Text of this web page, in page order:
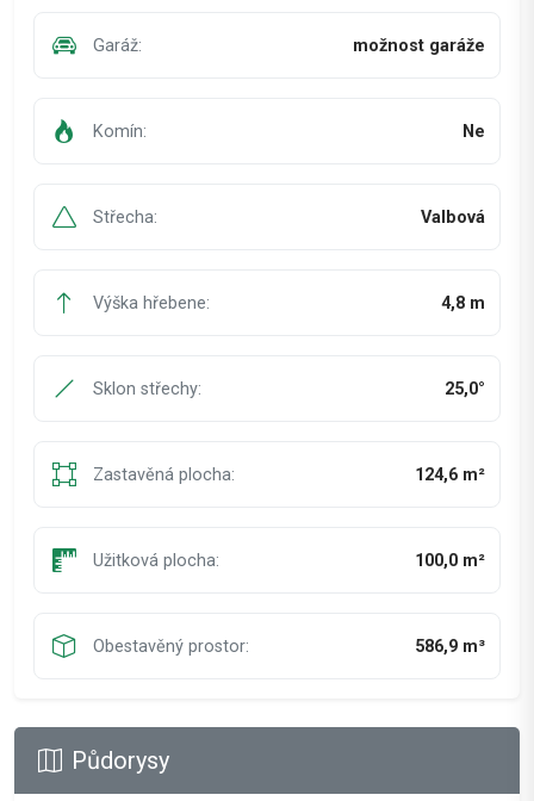
Garáž: možnost garáže
Komín: Ne
Střecha: Valbová
Výška hřebene: 4,8 m
Sklon střechy: 25,0°
Zastavěná plocha: 124,6 m²
Užitková plocha: 100,0 m²
Obestavěný prostor: 586,9 m³
Půdorysy